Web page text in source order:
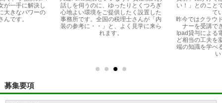
が一手に解決し
大きなパワーの
んです。
話しを伺うのに、ゆったりとくつろぎ
心地よい環境をご提供したく設置した
事務所です。全国の税理士さんが「内
装の参考に・・」と、よく見学に来ら
れます。
い！」とのこと
て
昨今ではクラウ
ナーを受講で
Ipad貸与による
ど相当の工夫を
端の知識を学べ
募集要項